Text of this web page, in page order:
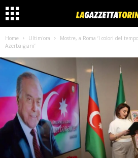
Home Ultim'ora
Mostre, a Roma ‘I colori del
Azerbaigiani’